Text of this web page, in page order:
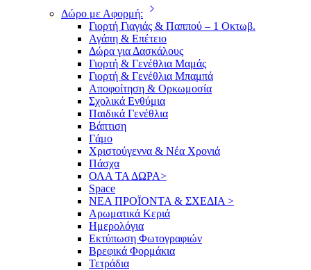
Δώρο με Αφορμή:
Γιορτή Γιαγιάς & Παππού – 1 Οκτωβ.
Αγάπη & Επέτειο
Δώρα για Δασκάλους
Γιορτή & Γενέθλια Μαμάς
Γιορτή & Γενέθλια Μπαμπά
Αποφοίτηση & Ορκωμοσία
Σχολικά Ενθύμια
Παιδικά Γενέθλια
Βάπτιση
Γάμο
Χριστούγεννα & Νέα Χρονιά
Πάσχα
ΟΛΑ ΤΑ ΔΩΡΑ>
Space
ΝΕΑ ΠΡΟΪΟΝΤΑ & ΣΧΕΔΙΑ >
Αρωματικά Κεριά
Ημερολόγια
Εκτύπωση Φωτογραφιών
Βρεφικά Φορμάκια
Τετράδια